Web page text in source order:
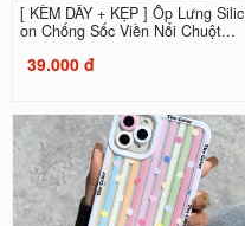
[ KÈM DÂY + KẸP ] Ốp Lưng Silic
on Chống Sốc Viền Nổi Chuột...
39.000 đ